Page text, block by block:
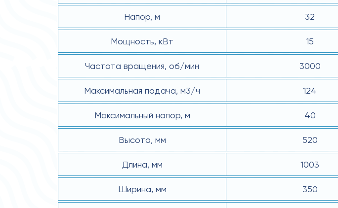
Напор, м 32
Мощность, кВт 15
Частота вращения, об/мин 3000
Максимальная подача, м3/ч 124
Максимальный напор, м 40
Высота, мм 520
Длина, мм 1003
Ширина, мм 350